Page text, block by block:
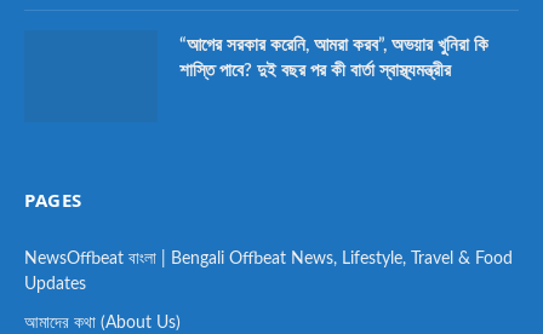
“আগের সরকার করেনি, আমরা করব”, অভয়ার খুনিরা কি
শাস্তি পাবে? দুই বছর পর কী বার্তা স্বাস্থ্যমন্ত্রীর
PAGES
NewsOffbeat বাংলা | Bengali Offbeat News, Lifestyle, Travel & Food
Updates
আমাদের কথা (About Us)